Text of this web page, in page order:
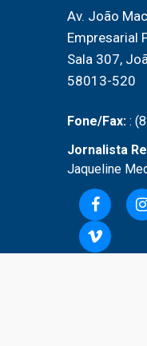
Av. João
Empresarial
Sala 307,
58013-520
Fone/Fax: :
Jornalista
Jaqueline